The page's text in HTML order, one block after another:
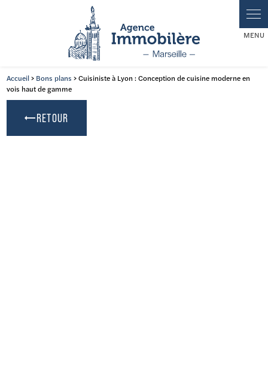
Accueil> Bons plans > Cuisiniste à Lyon : Conception de cuisine moderne en
vois haut de gamme
RETOUR